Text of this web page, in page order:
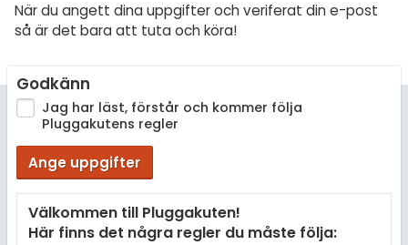
När du angett dina uppgifter och veriferat din e-post
så är det bara att tuta och köra!
Godkänn
Jag har läst, förstår och kommer följa
Pluggakutens regler
Ange uppgifter
Välkommen till Pluggakuten!
Här finns det några regler du måste följa:
Programmering
Engelska
Ekonomi